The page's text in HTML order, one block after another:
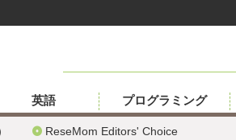
ReseMom Editors' Choice
英語 プログラミング